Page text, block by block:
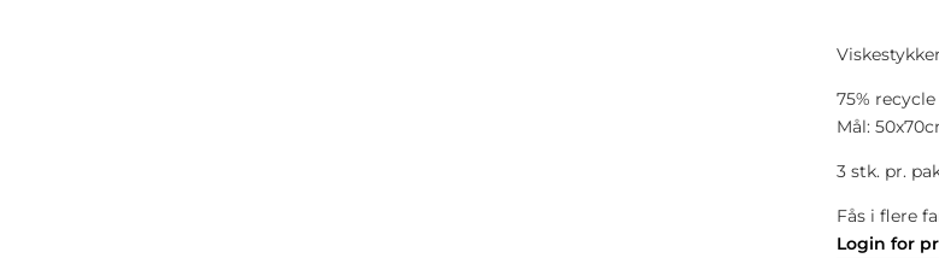
75%
Mål:
3 stk. pr.
Fås i flere
Login for